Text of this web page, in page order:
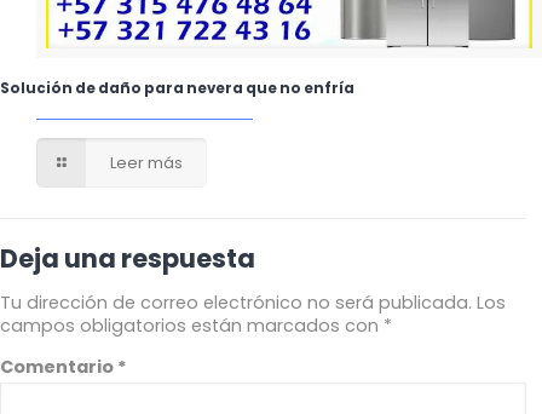
Solución de daño para nevera que no enfría
Leer más
Deja una respuesta
Tu dirección de correo electrónico no será publicada. Los
campos obligatorios están marcados con *
Comentario *